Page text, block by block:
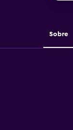
Sobre